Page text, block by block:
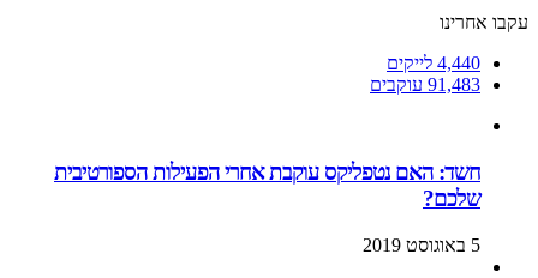
עקבו אחרינו
4,440 לייקים
91,483 עוקבים
חשד: האם נטפליקס עוקבת אחרי הפעילות הספורטיבית
שלכם?
5 באוגוסט 2019